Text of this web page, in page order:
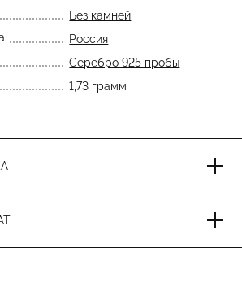
Без камней
Россия
Серебро 925 пробы
1,73 грамм